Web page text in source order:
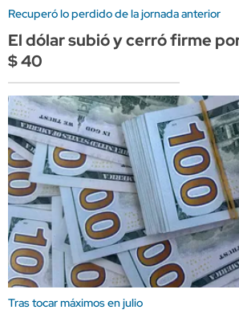
Recuperó lo perdido de la jornada anterior
El dólar subió y cerró firme
$ 40
Tras tocar máximos en julio